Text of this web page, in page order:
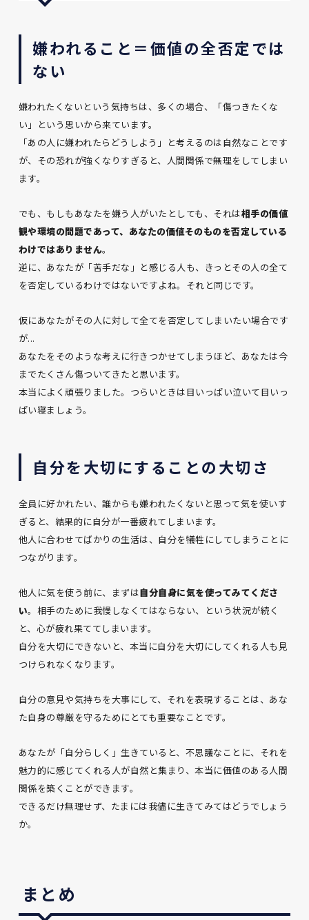
嫌われること＝価値の全否定では
ない
嫌われたくないという気持ちは、多くの場合、「傷つきたくな
い」という思いから来ています。
「あの人に嫌われたらどうしよう」と考えるのは自然なことです
が、その恐れが強くなりすぎると、人間関係で無理をしてしまい
ます。
でも、もしもあなたを嫌う人がいたとしても、それは相手の価値
観や環境の問題であって、あなたの価値そのものを否定している
わけではありません。
逆に、あなたが「苦手だな」と感じる人も、きっとその人の全て
を否定しているわけではないですよね。それと同じです。
仮にあなたがその人に対して全てを否定してしまいたい場合です
が...
あなたをそのような考えに行きつかせてしまうほど、あなたは今
までたくさん傷ついてきたと思います。
本当によく頑張りました。つらいときは目いっぱい泣いて目いっ
ぱい寝ましょう。
自分を大切にすることの大切さ
全員に好かれたい、誰からも嫌われたくないと思って気を使いす
ぎると、結果的に自分が一番疲れてしまいます。
他人に合わせてばかりの生活は、自分を犠牲にしてしまうことに
つながります。
他人に気を使う前に、まずは自分自身に気を使ってみてくださ
い。相手のために我慢しなくてはならない、という状況が続く
と、心が疲れ果ててしまいます。
自分を大切にできないと、本当に自分を大切にしてくれる人も見
つけられなくなります。
自分の意見や気持ちを大事にして、それを表現することは、あな
た自身の尊厳を守るためにとても重要なことです。
あなたが「自分らしく」生きていると、不思議なことに、それを
魅力的に感じてくれる人が自然と集まり、本当に価値のある人間
関係を築くことができます。
できるだけ無理せず、たまには我儘に生きてみてはどうでしょう
か。
まとめ